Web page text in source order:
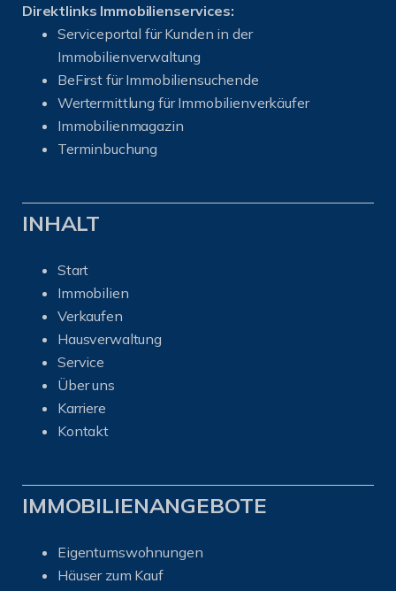
Direktlinks Immobilienservices:
Serviceportal für Kunden in der
Immobilienverwaltung
BeFirst für Immobiliensuchende
Wertermittlung für Immobilienverkäufer
Immobilienmagazin
Terminbuchung
INHALT
Start
Immobilien
Verkaufen
Hausverwaltung
Service
Über uns
Karriere
Kontakt
IMMOBILIENANGEBOTE
Eigentumswohnungen
Häuser zum Kauf